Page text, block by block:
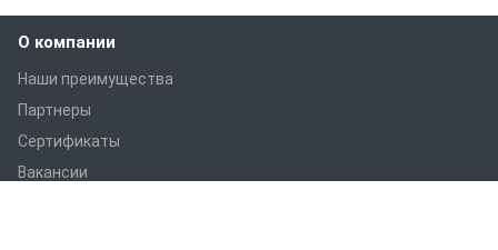
О компании
Наши преимущества
Партнеры
Сертификаты
Вакансии